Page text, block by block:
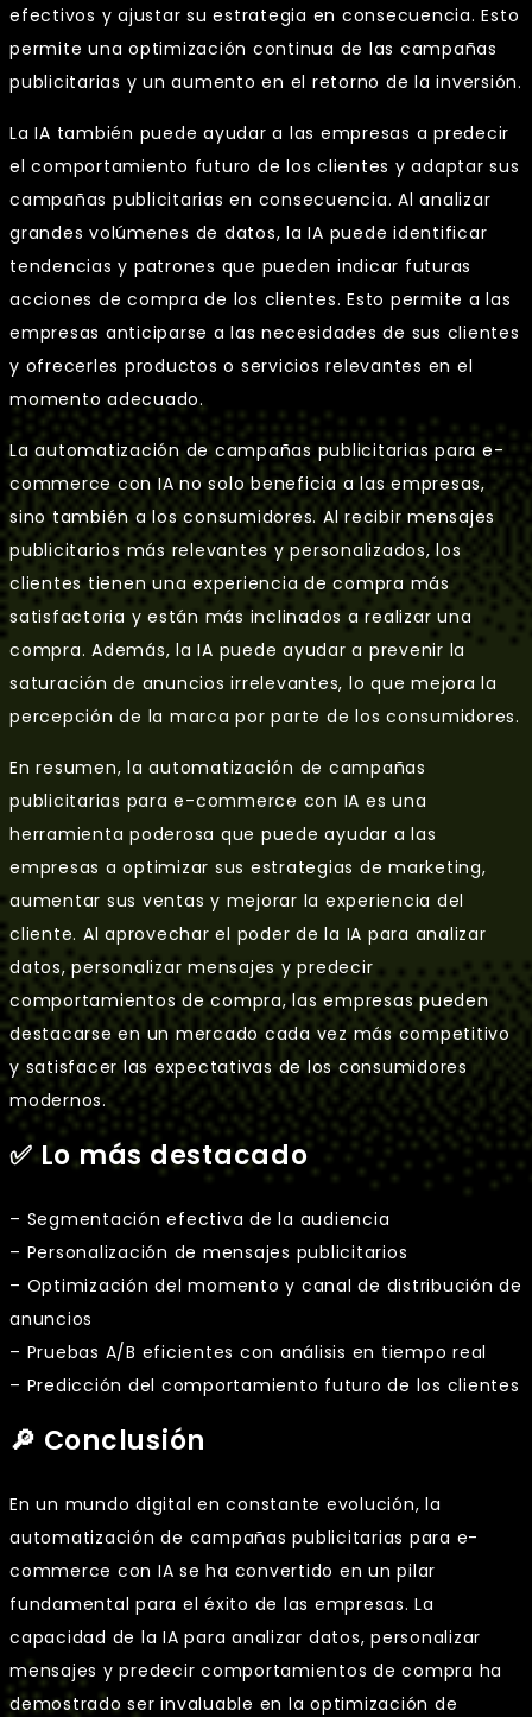
efectivos y ajustar su estrategia en consecuencia. Esto
permite una optimización continua de las campañas
publicitarias y un aumento en el retorno de la inversión.
La IA también puede ayudar a las empresas a predecir
el comportamiento futuro de los clientes y adaptar sus
campañas publicitarias en consecuencia. Al analizar
grandes volúmenes de datos, la IA puede identificar
tendencias y patrones que pueden indicar futuras
acciones de compra de los clientes. Esto permite a las
empresas anticiparse a las necesidades de sus clientes
y ofrecerles productos o servicios relevantes en el
momento adecuado.
La automatización de campañas publicitarias para e-
commerce con IA no solo beneficia a las empresas,
sino también a los consumidores. Al recibir mensajes
publicitarios más relevantes y personalizados, los
clientes tienen una experiencia de compra más
satisfactoria y están más inclinados a realizar una
compra. Además, la IA puede ayudar a prevenir la
saturación de anuncios irrelevantes, lo que mejora la
percepción de la marca por parte de los consumidores.
En resumen, la automatización de campañas
publicitarias para e-commerce con IA es una
herramienta poderosa que puede ayudar a las
empresas a optimizar sus estrategias de marketing,
aumentar sus ventas y mejorar la experiencia del
cliente. Al aprovechar el poder de la IA para analizar
datos, personalizar mensajes y predecir
comportamientos de compra, las empresas pueden
destacarse en un mercado cada vez más competitivo
y satisfacer las expectativas de los consumidores
modernos.
✅ Lo más destacado
– Segmentación efectiva de la audiencia
– Personalización de mensajes publicitarios
– Optimización del momento y canal de distribución de
anuncios
– Pruebas A/B eficientes con análisis en tiempo real
– Predicción del comportamiento futuro de los clientes
🔎 Conclusión
En un mundo digital en constante evolución, la
automatización de campañas publicitarias para e-
commerce con IA se ha convertido en un pilar
fundamental para el éxito de las empresas. La
capacidad de la IA para analizar datos, personalizar
mensajes y predecir comportamientos de compra ha
demostrado ser invaluable en la optimización de